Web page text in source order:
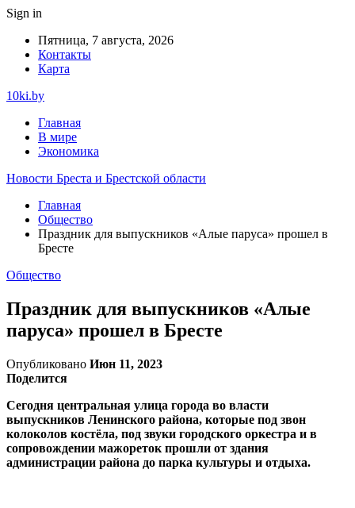
Sign in
Пятница, 7 августа, 2026
Контакты
Карта
10ki.by
Главная
В мире
Экономика
Новости Бреста и Брестской области
Главная
Общество
Праздник для выпускников «Алые паруса» прошел в
Бресте
Общество
Праздник для выпускников «Алые
паруса» прошел в Бресте
Опубликовано Июн 11, 2023
Поделится
Сегодня центральная улица города во власти
выпускников Ленинского района, которые под звон
колоколов костёла, под звуки городского оркестра и в
сопровождении мажореток прошли от здания
администрации района до парка культуры и отдыха.